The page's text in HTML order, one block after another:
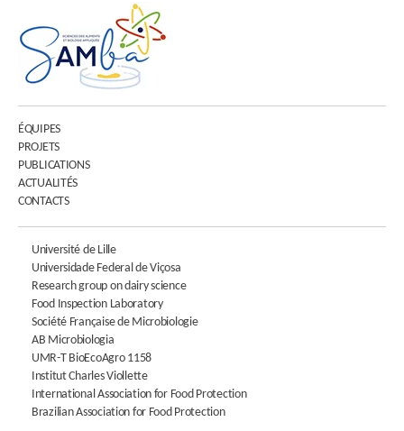
ÉQUIPES
PROJETS
PUBLICATIONS
ACTUALITÉS
CONTACTS
Université de Lille
Universidade Federal de Viçosa
Research group on dairy science
Food Inspection Laboratory
Société Française de Microbiologie
AB Microbiologia
UMR-T BioEcoAgro 1158
Institut Charles Viollette
International Association for Food Protection
Brazilian Association for Food Protection